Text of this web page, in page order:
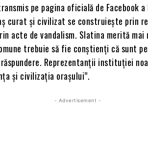
pe pagina oficială de Facebook
curat și civilizat se construiește prin
acte de vandalism. Slatina merită
trebuie să fie conștienți că sunt
Reprezentanții instituției
și civilizația orașului”.
- Advertisement -